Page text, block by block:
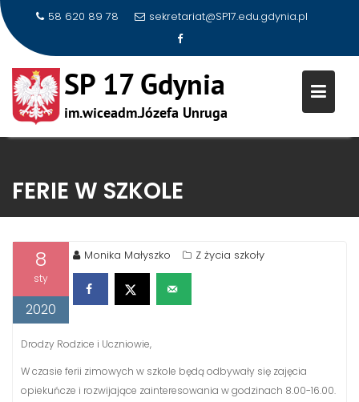
content
58 620 89 78 sekretariat@SP17.edu.gdynia.pl
FERIE W SZKOLE
8
sty
2020
Monika Małyszko Z życia szkoły
Drodzy Rodzice i Uczniowie,
W czasie ferii zimowych w szkole będą odbywały się zajęcia
opiekuńcze i rozwijające zainteresowania w godzinach 8.00-16.00.